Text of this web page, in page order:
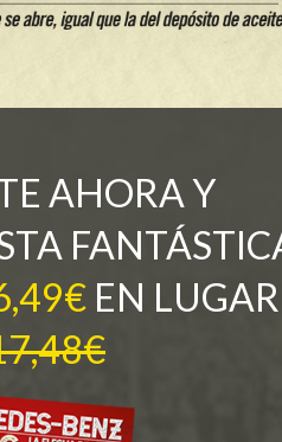
AHORA Y
EN LUGAR